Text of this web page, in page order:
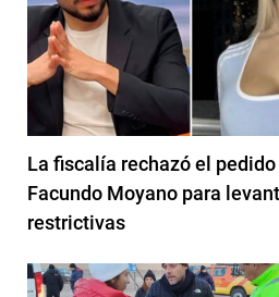
La fiscalía rechazó el
Facundo Moyano para
restrictivas